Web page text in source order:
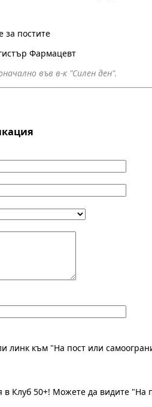
за постите
Фармацевт
във в-к "Силен ден".
линк към "На пост или
Клуб 50+! Можете да видите "На